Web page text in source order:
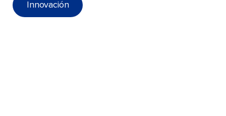
Innovación